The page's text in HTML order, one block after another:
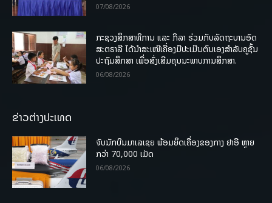
07/08/2026
ກະຊວງສຶກສາທິການ ແລະ ກິລາ ຮ່ວມກັບລັດຖະບານອົດ
ສະຕຣາລີ ໄດ້ນຳສະເໜີເຄື່ອງມືປະເມີນຕົນເອງສຳລັບຄູຊັ້ນ
ປະຖົມສຶກສາ ເພື່ອສົ່ງເສີມຄຸນນະພາບການສຶກສາ.
06/08/2026
ຂ່າວຕ່າງປະເທດ
ຈັບນັກບິນມາເລເຊຍ ພ້ອມຍຶດເຄື່ອງຂອງກາງ ຢາອີ ຫຼາຍ
ກວ່າ 70,000 ເມັດ
06/08/2026